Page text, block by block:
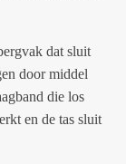
dat sluit
door middel
die los
en de tas sluit